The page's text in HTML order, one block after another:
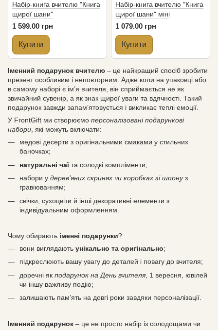
Набір-книга вчителю "Книга
щирої шани"
1 599.00 грн
Купити
Набір-книга вчителю "Книга
щирої шани" міні
1 079.00 грн
Купити
Іменний подарунок вчителю – це найкращий спосіб зробити
презент особливим і неповторним. Адже коли на упаковці або
в самому наборі є ім’я вчителя, він сприймається не як
звичайний сувенір, а як знак щирої уваги та вдячності. Такий
подарунок завжди запам’ятовується і викликає теплі емоції.
У FrontGift ми створюємо персоналізовані подарункові
набори, які можуть включати:
медові десерти з оригінальними смаками у стильних
баночках;
натуральні чаїта солодкі компліменти;
набори у дерев’яних скринях чи коробках зі шпонуз
гравіюванням;
свічки, сухоцвіти й інші декоративні елементи з
індивідуальним оформленням.
Чому обирають іменні подарунки?
вони виглядають унікально та оригінально;
підкреслюють вашу увагу до деталей і повагу до вчителя;
доречні як подарунок на День вчителя , 1 вересня, ювілей
чи іншу важливу подію;
залишають пам’ять на довгі роки завдяки персоналізації.
Іменний подарунок – це не просто набір із солодощами чи